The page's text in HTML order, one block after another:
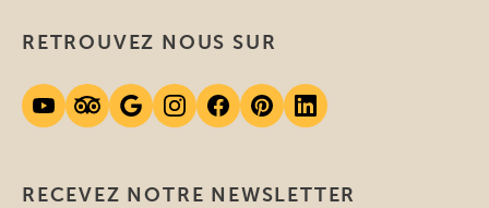
RECEVEZ NOTRE NEWSLETTER
RETROUVEZ NOUS SUR